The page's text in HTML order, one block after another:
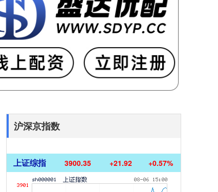
沪深京指数
上证综指 3900.35 +21.92 +0.57%